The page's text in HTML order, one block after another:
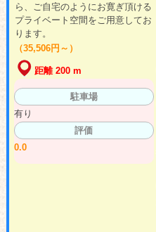
ら、ご自宅のようにお寛ぎ頂ける
プライベート空間をご用意してお
ります。
（35,506円～）
距離 200 m
駐車場
有り
評価
0.0